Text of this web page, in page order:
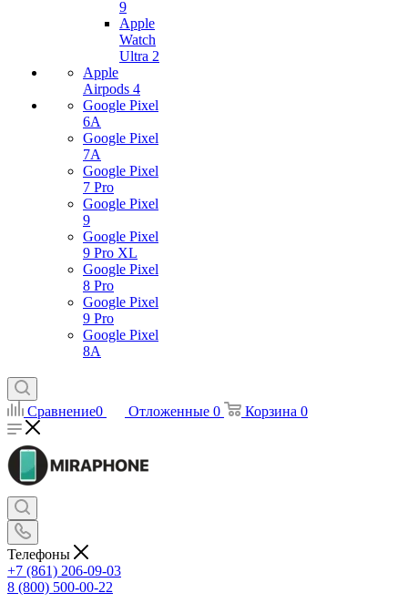
9
Apple
Watch
Ultra 2
Apple
Airpods 4
Google Pixel
6A
Google Pixel
7А
Google Pixel
7 Pro
Google Pixel
9
Google Pixel
9 Pro XL
Google Pixel
8 Pro
Google Pixel
9 Pro
Google Pixel
8A
Сравнение0 Отложенные 0 Корзина 0
Телефоны
+7 (861) 206-09-03
8 (800) 500-00-22